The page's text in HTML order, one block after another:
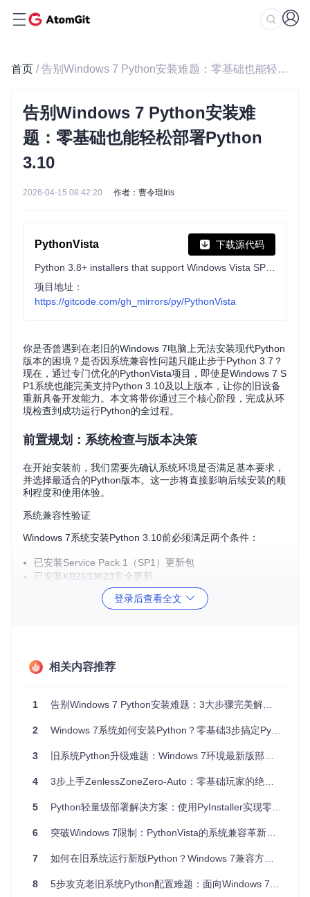
首页 / 告别Windows 7 Python安装难题：零基础也能轻松部署Python 3.10
告别Windows 7 Python安装难
题：零基础也能轻松部署Python
3.10
2026-04-15 08:42:20 作者：曹令琨Iris
PythonVista 下载源代码
项目地址：
https://gitcode.com/gh_mirrors/py/PythonVista
你是否曾遇到在老旧的Windows 7电脑上无法安装现代Python
版本的困境？是否因系统兼容性问题只能止步于Python 3.7？
现在，通过专门优化的PythonVista项目，即使是Windows 7 S
P1系统也能完美支持Python 3.10及以上版本，让你的旧设备
重新具备开发能力。本文将带你通过三个核心阶段，完成从环
境检查到成功运行Python的全过程。
前置规划：系统检查与版本决策
在开始安装前，我们需要先确认系统环境是否满足基本要求，
并选择最适合的Python版本。这一步将直接影响后续安装的顺
利程度和使用体验。
系统兼容性验证
Windows 7系统安装Python 3.10前必须满足两个条件：
已安装Service Pack 1（SP1）更新包
已安装KB2533623安全更新
你可以通过以下步骤检查系统状态：
📌 要点提示：如果未安装SP1或KB2533623更新，需先通过
要条件，也能提升系统安全性。
有特点：
版本系
适用场
系统资源占
件
B）
3.10.x
平衡选
择
中（约120M
B）
稳定性与新特性均衡
3.11.x
开发环
中（约140M
性能优化显著
登录后查看全文
相关内容推荐
1 告别Windows 7 Python安装难题：3大步骤完美解决老旧系统编程困境
2 Windows 7系统如何安装Python？零基础3步搞定Python 3.10完整版
3 旧系统Python升级难题：Windows 7环境最新版部署指南
4 3步上手ZenlessZoneZero-Auto：零基础玩家的绝区零自动化工具配置指南
5 Python轻量级部署解决方案：使用PyInstaller实现零依赖应用封装
6 突破Windows 7限制：PythonVista的系统兼容革新方案
7 如何在旧系统运行新版Python？Windows 7兼容方案完全指南
8 5步攻克老旧系统Python配置难题：面向Windows 7用户的兼容性处理与性能调优指南